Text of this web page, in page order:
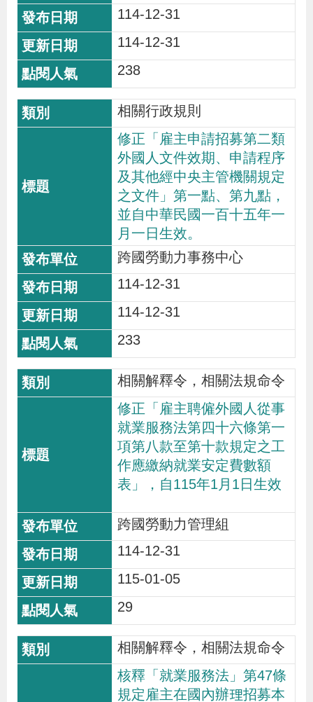
114-12-31
114-12-31
238
相關行政規則
修正「雇主申請招募第二類
外國人文件效期、申請程序
及其他經中央主管機關規定
之文件」第一點、第九點，
並自中華民國一百十五年一
月一日生效。
跨國勞動力事務中心
114-12-31
114-12-31
233
相關解釋令，相關法規命令
修正「雇主聘僱外國人從事
就業服務法第四十六條第一
項第八款至第十款規定之工
作應繳納就業安定費數額
表」，自115年1月1日生效
跨國勞動力管理組
114-12-31
115-01-05
29
相關解釋令，相關法規命令
核釋「就業服務法」第47條
規定雇主在國內辦理招募本